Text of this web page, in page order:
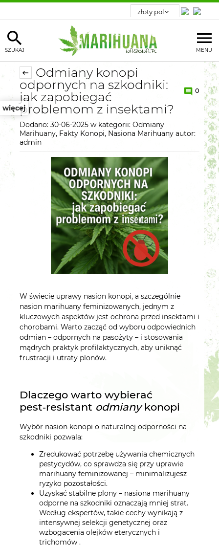
MENU
SZUKAJ
więcej
Odmiany konopi
odpornych na szkodniki:
jak zapobiegać
problemom z insektami?
0
Dodano: 30-06-2025 w kategorii: Odmiany
Marihuany, Fakty Konopi, Nasiona Marihuany autor:
admin
W świecie uprawy nasion konopi, a szczególnie
nasion marihuany feminizowanych, jednym z
kluczowych aspektów jest ochrona przed insektami i
chorobami. Warto zacząć od wyboru odpowiednich
odmian – odpornych na pasożyty – i stosowania
mądrych praktyk profilaktycznych, aby uniknąć
frustracji i utraty plonów.
Dlaczego warto wybierać
pest‑resistant odmianykonopi
Wybór nasion konopi o naturalnej odporności na
szkodniki pozwala:
Zredukować potrzebę używania chemicznych
pestycydów, co sprawdza się przy uprawie
marihuany feminizowanej – minimalizujesz
ryzyko pozostałości.
Uzyskać stabilne plony – nasiona marihuany
odporne na szkodniki oznaczają mniej strat.
Według ekspertów, takie cechy wynikają z
intensywnej selekcji genetycznej oraz
wzbogacenia olejków eterycznych i
trichomów .